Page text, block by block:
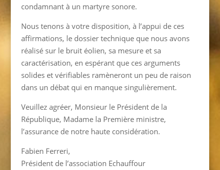
condamnant à un martyre sonore.
Nous tenons à votre disposition, à l’appui de ces
affirmations, le dossier technique que nous avons
réalisé sur le bruit éolien, sa mesure et sa
caractérisation, en espérant que ces arguments
solides et vérifiables ramèneront un peu de raison
dans un débat qui en manque singulièrement.
Veuillez agréer, Monsieur le Président de la
République, Madame la Première ministre,
l’assurance de notre haute considération.
Fabien Ferreri,
Président de l’association Echauffour